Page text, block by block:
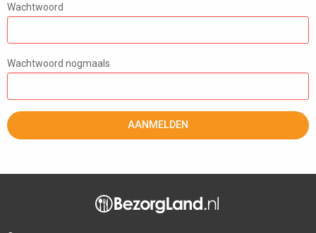
Wachtwoord
Wachtwoord nogmaals
AANMELDEN